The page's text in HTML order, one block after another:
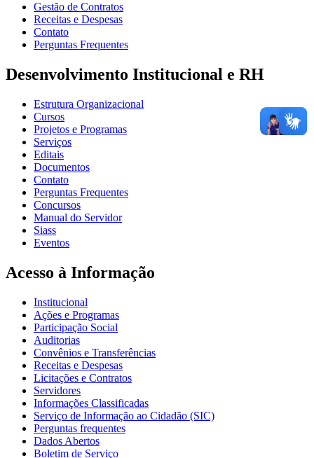
Gestão de Contratos
Receitas e Despesas
Contato
Perguntas Frequentes
Desenvolvimento Institucional e RH
Estrutura Organizacional
Cursos
Projetos e Programas
Serviços
Editais
Documentos
Contato
Perguntas Frequentes
Concursos
Manual do Servidor
Siass
Eventos
Acesso à Informação
Institucional
Ações e Programas
Participação Social
Auditorias
Convênios e Transferências
Receitas e Despesas
Licitações e Contratos
Servidores
Informações Classificadas
Serviço de Informação ao Cidadão (SIC)
Perguntas frequentes
Dados Abertos
Boletim de Serviço